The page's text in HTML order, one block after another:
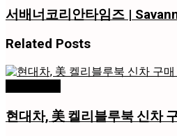
서배너코리안타임즈 |
Related Posts
현대차, 美 켈리블루북 신차